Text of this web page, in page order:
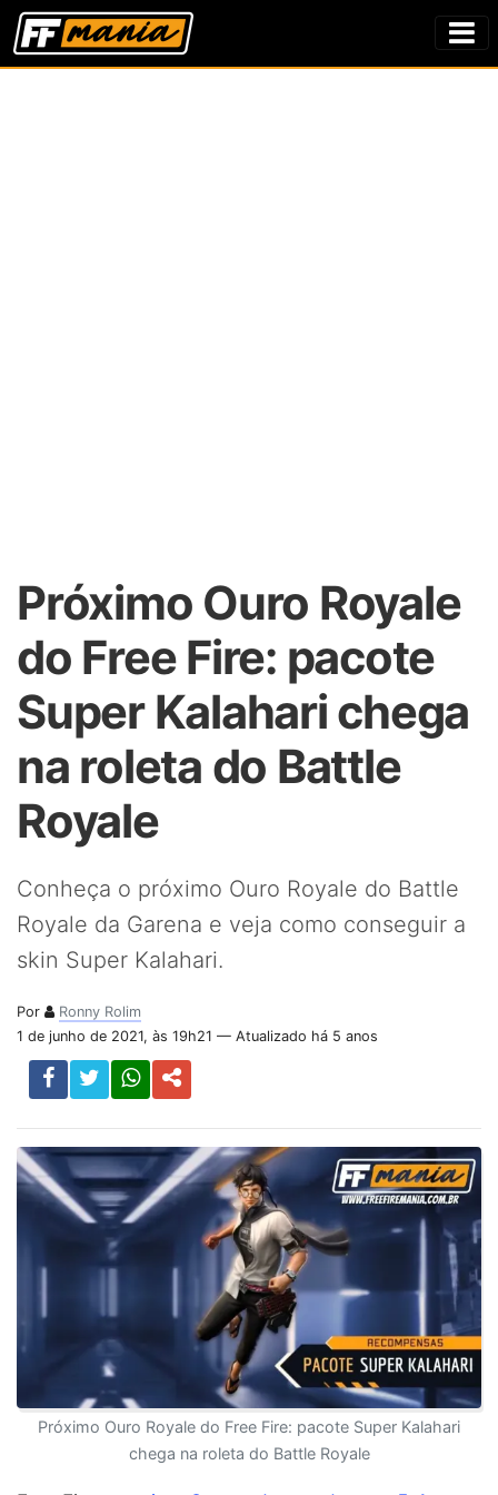
Próximo Ouro Royale
do Free Fire: pacote
Super Kalahari chega
na roleta do Battle
Royale
Conheça o próximo Ouro Royale do Battle
Royale da Garena e veja como conseguir a
skin Super Kalahari.
Por
Ronny Rolim
1 de junho de 2021, às 19h21 — Atualizado há 5 anos
Próximo Ouro Royale do Free Fire: pacote Super Kalahari
chega na roleta do Battle Royale